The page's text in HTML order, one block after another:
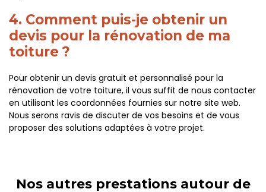
4. Comment puis-je obtenir un
devis pour la rénovation de ma
toiture ?
Pour obtenir un devis gratuit et personnalisé pour la
rénovation de votre toiture, il vous suffit de nous contacter
en utilisant les coordonnées fournies sur notre site web.
Nous serons ravis de discuter de vos besoins et de vous
proposer des solutions adaptées à votre projet.
Nos autres prestations autour de